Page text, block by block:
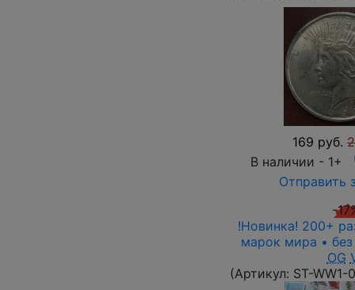
169 руб.
В наличии - 1+
Отправить
-
!Новинка! 200+
марок мира •
OG
(Артикул: ST-